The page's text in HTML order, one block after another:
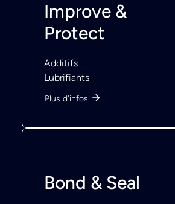
Improve &
Protect
Additifs
Lubrifiants
Plus d'infos
Bond & Seal